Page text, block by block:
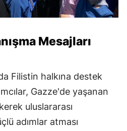
Mesajları
Filistin halkına destek
Gazze'de yaşanan
uluslararası
adımlar atması